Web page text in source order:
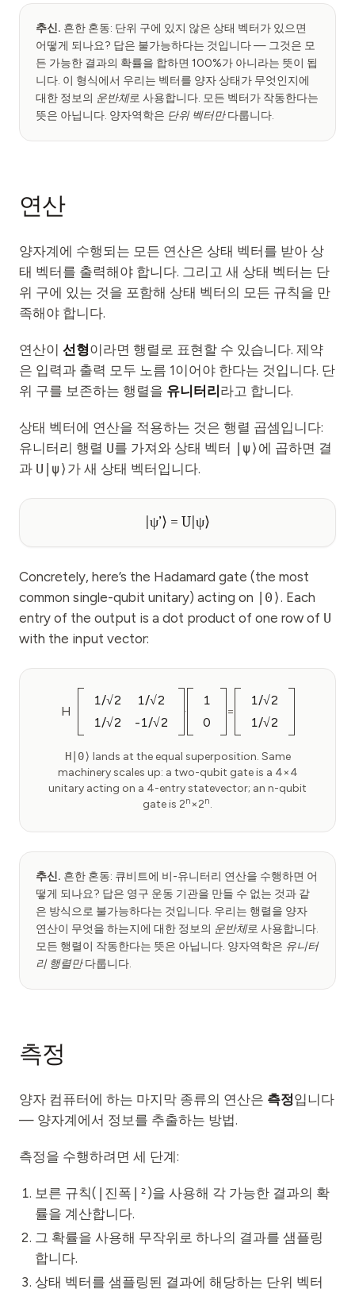
추신. 흔한 혼동: 단위 구에 있지 않은 상태 벡터가 있으면
어떻게 되나요? 답은 불가능하다는 것입니다 — 그것은 모
든 가능한 결과의 확률을 합하면 100%가 아니라는 뜻이 됩
니다. 이 형식에서 우리는 벡터를 양자 상태가 무엇인지에
대한 정보의 운반체로 사용합니다. 모든 벡터가 작동한다는
뜻은 아닙니다. 양자역학은 단위 벡터만다룹니다.
연산
양자계에 수행되는 모든 연산은 상태 벡터를 받아 상
태 벡터를 출력해야 합니다. 그리고 새 상태 벡터는 단
위 구에 있는 것을 포함해 상태 벡터의 모든 규칙을 만
족해야 합니다.
연산이 선형이라면 행렬로 표현할 수 있습니다. 제약
은 입력과 출력 모두 노름 1이어야 한다는 것입니다. 단
위 구를 보존하는 행렬을 유니터리라고 합니다.
상태 벡터에 연산을 적용하는 것은 행렬 곱셈입니다:
유니터리 행렬 U를 가져와 상태 벡터 |ψ⟩ 에 곱하면 결
과 U|ψ⟩ 가 새 상태 벡터입니다.
|ψ’⟩ = U|ψ⟩
Concretely, here’s the Hadamard gate (the most
common single-qubit unitary) acting on |0⟩ . Each
entry of the output is a dot product of one row of U
with the input vector:
H
1/√2
1/√2
1/√2
-1/√2
·
1
0
=
1/√2
1/√2
H|0⟩ lands at the equal superposition. Same
machinery scales up: a two-qubit gate is a 4×4
unitary acting on a 4-entry statevector; an n-qubit
gate is 2n ×2n.
추신. 흔한 혼동: 큐비트에 비-유니터리 연산을 수행하면 어
떻게 되나요? 답은 영구 운동 기관을 만들 수 없는 것과 같
은 방식으로 불가능하다는 것입니다. 우리는 행렬을 양자
연산이 무엇을 하는지에 대한 정보의 운반체로 사용합니다.
모든 행렬이 작동한다는 뜻은 아닙니다. 양자역학은 유니터
리 행렬만다룹니다.
측정
양자 컴퓨터에 하는 마지막 종류의 연산은 측정입니다
— 양자계에서 정보를 추출하는 방법.
측정을 수행하려면 세 단계:
보른 규칙( |진폭|²)을 사용해 각 가능한 결과의 확
률을 계산합니다.
그 확률을 사용해 무작위로 하나의 결과를 샘플링
합니다.
상태 벡터를 샘플링된 결과에 해당하는 단위 벡터